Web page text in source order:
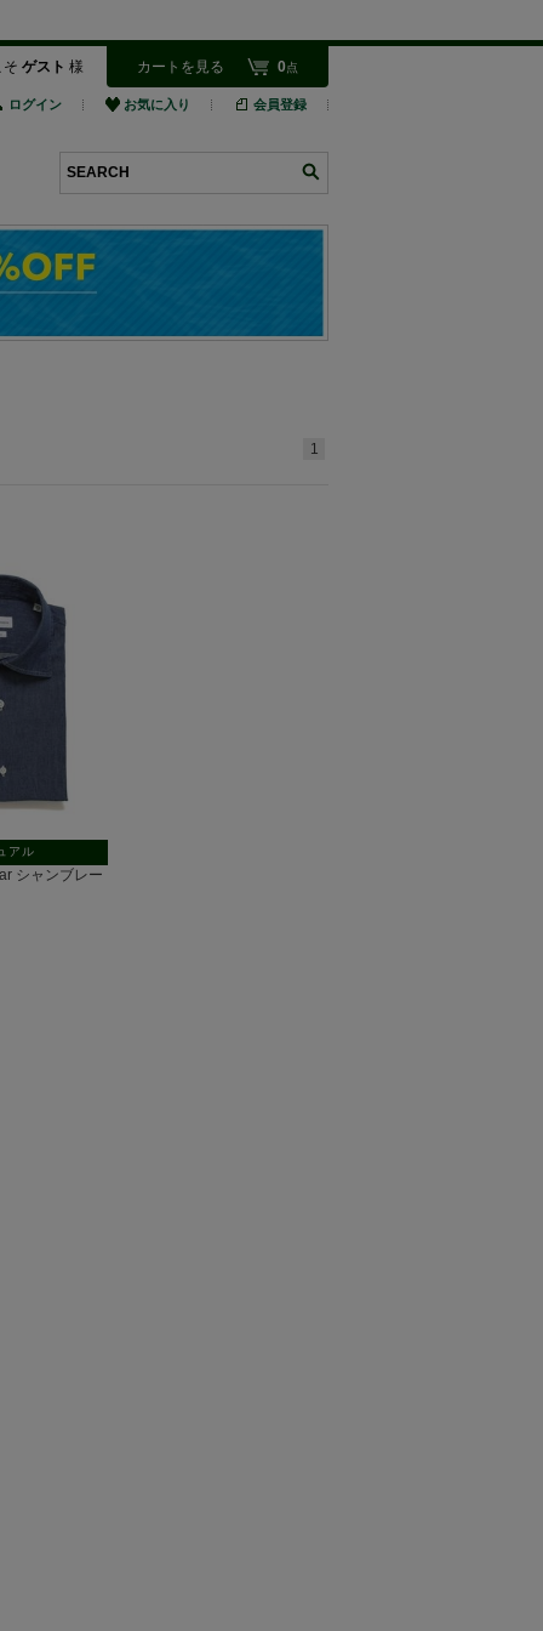
そ ゲスト 様 カートを見る 0点
ログイン お気に入り 会員登録
1
アル
シャンブレー